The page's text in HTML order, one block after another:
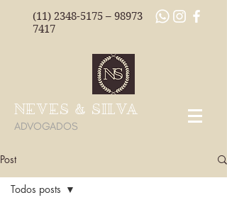
(11) 2348-5175 – 98973
7417
NEVES & SILVA
ADVOGADOS
Post
Todos posts